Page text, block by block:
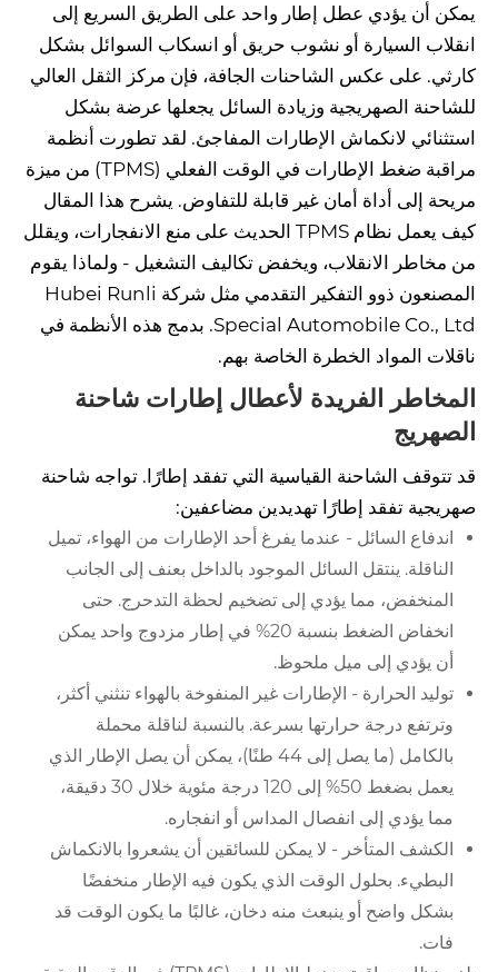
يمكن أن يؤدي عطل إطار واحد على الطريق السريع إلى
انقلاب السيارة أو نشوب حريق أو انسكاب السوائل بشكل
كارثي. على عكس الشاحنات الجافة، فإن مركز الثقل العالي
للشاحنة الصهريجية وزيادة السائل يجعلها عرضة بشكل
استثنائي لانكماش الإطارات المفاجئ. لقد تطورت أنظمة
مراقبة ضغط الإطارات في الوقت الفعلي (TPMS) من ميزة
مريحة إلى أداة أمان غير قابلة للتفاوض. يشرح هذا المقال
كيف يعمل نظام TPMS الحديث على منع الانفجارات، ويقلل
من مخاطر الانقلاب، ويخفض تكاليف التشغيل - ولماذا يقوم
المصنعون ذوو التفكير التقدمي مثل شركة Hubei Runli
Special Automobile Co., Ltd. بدمج هذه الأنظمة في
ناقلات المواد الخطرة الخاصة بهم.
المخاطر الفريدة لأعطال إطارات شاحنة
الصهريج
قد تتوقف الشاحنة القياسية التي تفقد إطارًا. تواجه شاحنة
صهريجية تفقد إطارًا تهديدين مضاعفين:
اندفاع السائل - عندما يفرغ أحد الإطارات من الهواء، تميل
الناقلة. ينتقل السائل الموجود بالداخل بعنف إلى الجانب
المنخفض، مما يؤدي إلى تضخيم لحظة التدحرج. حتى
انخفاض الضغط بنسبة 20% في إطار مزدوج واحد يمكن
أن يؤدي إلى ميل ملحوظ.
توليد الحرارة - الإطارات غير المنفوخة بالهواء تنثني أكثر،
وترتفع درجة حرارتها بسرعة. بالنسبة لناقلة محملة
بالكامل (ما يصل إلى 44 طنًا)، يمكن أن يصل الإطار الذي
يعمل بضغط 50% إلى 120 درجة مئوية خلال 30 دقيقة،
مما يؤدي إلى انفصال المداس أو انفجاره.
الكشف المتأخر - لا يمكن للسائقين أن يشعروا بالانكماش
البطيء. بحلول الوقت الذي يكون فيه الإطار منخفضًا
بشكل واضح أو ينبعث منه دخان، غالبًا ما يكون الوقت قد
فات.